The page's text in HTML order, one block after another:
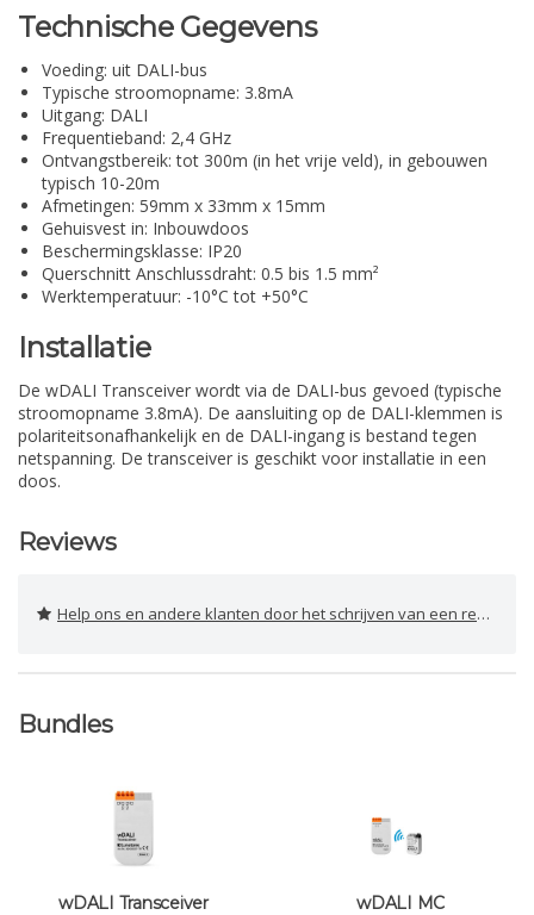
Technische Gegevens
Voeding: uit DALI-bus
Typische stroomopname: 3.8mA
Uitgang: DALI
Frequentieband: 2,4 GHz
Ontvangstbereik: tot 300m (in het vrije veld), in gebouwen
typisch 10-20m
Afmetingen: 59mm x 33mm x 15mm
Gehuisvest in: Inbouwdoos
Beschermingsklasse: IP20
Querschnitt Anschlussdraht: 0.5 bis 1.5 mm²
Werktemperatuur: -10°C tot +50°C
Installatie
De wDALI Transceiver wordt via de DALI-bus gevoed (typische
stroomopname 3.8mA). De aansluiting op de DALI-klemmen is
polariteitsonafhankelijk en de DALI-ingang is bestand tegen
netspanning. De transceiver is geschikt voor installatie in een
doos.
Reviews
Help ons en andere klanten door het schrijven van een review
Bundles
wDALI Transceiver wDALI MC